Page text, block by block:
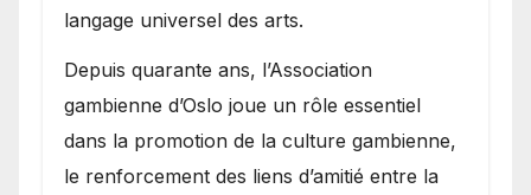
langage universel des arts.
​Depuis quarante ans, l’Association
gambienne d’Oslo joue un rôle essentiel
dans la promotion de la culture gambienne,
le renforcement des liens d’amitié entre la